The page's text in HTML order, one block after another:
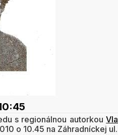
s regionálnou autorkou
o 10.45 na Záhradníckej ul.